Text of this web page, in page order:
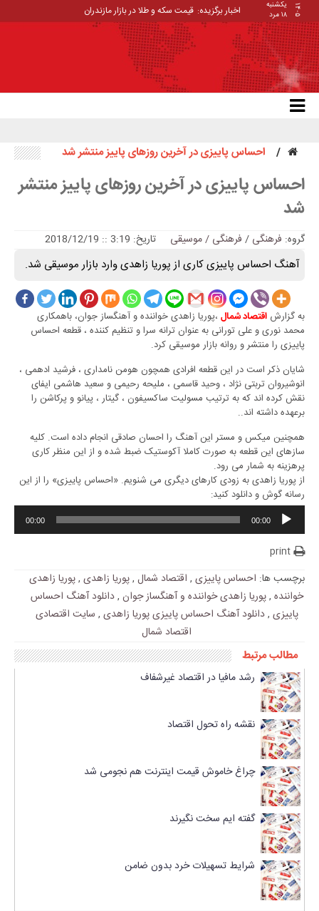
۱۴۰۵
یکشنبه
۱۸ مرد
اخبار برگزیده: قیمت سکه و طلا در بازار مازندران
احساس پاییزی در آخرین روزهای پاییز منتشر شد
احساس پاییزی در آخرین روزهای پاییز منتشر
شد
گروه: فرهنگی / فرهنگی / موسیقی تاریخ: 3:19 :: 2018/12/19
آهنگ احساس پاییزی کاری از پوریا زاهدی وارد بازار موسیقی شد.
به گزارش اقتصاد شمال ،پوریا زاهدی خواننده و آهنگساز جوان، باهمکاری
محمد نوری و علی تورانی به عنوان ترانه سرا و تنظیم کننده ، قطعه احساس
پاییزی را منتشر و روانه بازار موسیقی کرد.
شایان ذکر است در این قطعه افرادی همچون هومن نامداری ، فرشید ادهمی ،
انوشیروان تربتی نژاد ، وحید قاسمی ، ملیحه رحیمی و سعید هاشمی ایفای
نقش کرده اند که به ترتیب مسولیت ساکسیفون ، گیتار ، پیانو و پرکاشن را
برعهده داشته اند..
همچنین میکس و مستر این آهنگ را احسان صادقی انجام داده است. کلیه
سازهای این قطعه به صورت کاملا آکوستیک ضبط شده و از این منظر کاری
پرهزینه به شمار می رود.
از پوریا زاهدی به زودی کارهای دیگری می شنویم. «احساس پاییزی» را از این
رسانه گوش و دانلود کنید:
00:00
00:00
print
برچسب ها: احساس پاییزی , اقتصاد شمال ,پوریا زاهدی ,پوریا زاهدی
خواننده ,پوریا زاهدی خواننده و آهنگساز جوان ,دانلود آهنگ احساس
پاییزی ,دانلود آهنگ احساس پاییزی پوریا زاهدی , سایت اقتصادی
اقتصاد شمال
مطالب مرتبط
رشد مافیا در اقتصاد غیرشفاف
نقشه راه تحول اقتصاد
چراغ خاموش قیمت اینترنت هم نجومی شد
گفته ایم سخت نگیرند
شرایط تسهیلات خرد بدون ضامن